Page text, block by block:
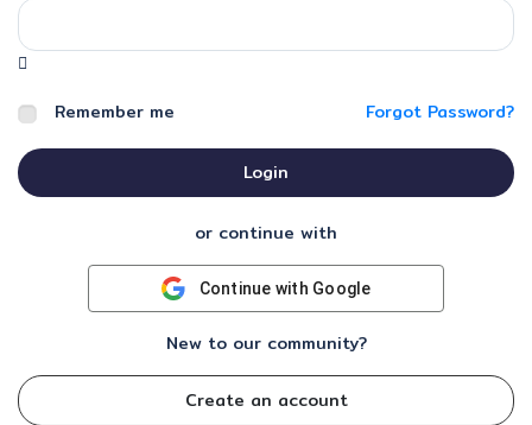
Remember me Forgot Password?
Login
or continue with
Continue with Google
New to our community?
Create an account